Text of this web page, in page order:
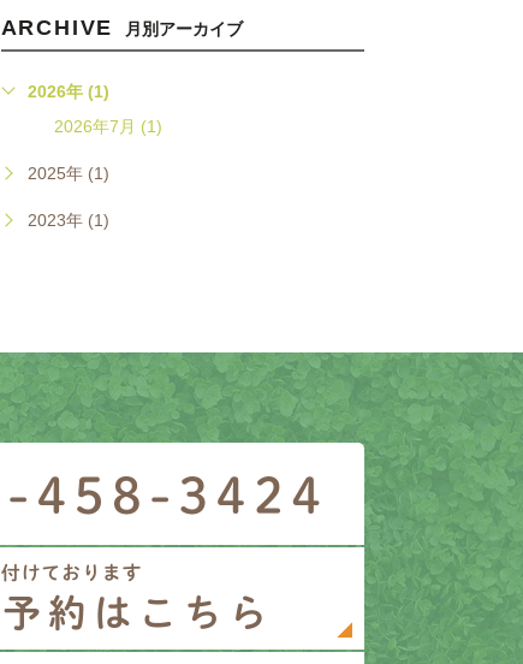
ARCHIVE 月別アーカイブ
2026年 (1)
2026年7月 (1)
2025年 (1)
2023年 (1)